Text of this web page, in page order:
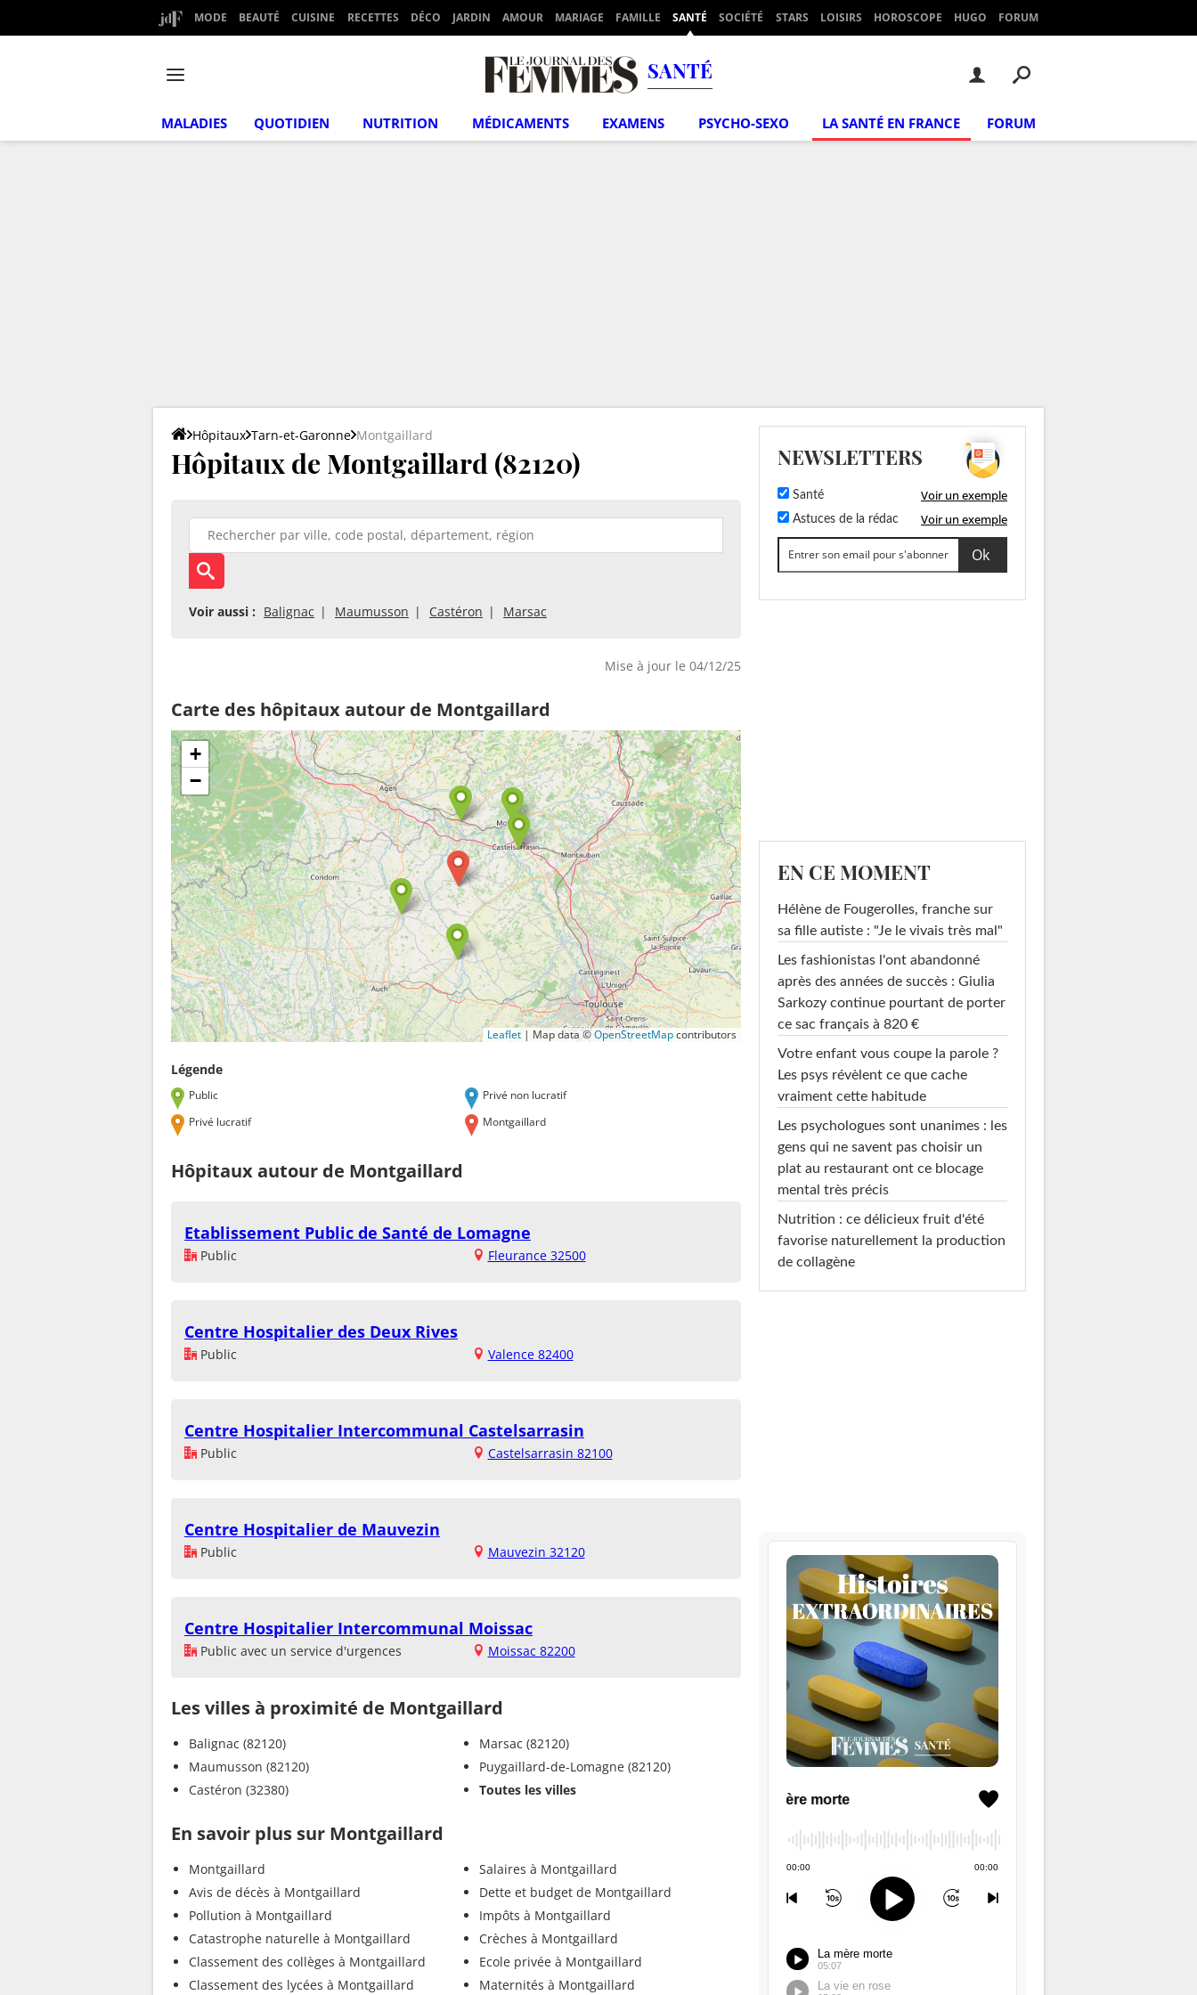
MODE BEAUTÉ CUISINE RECETTES DÉCO JARDIN AMOUR MARIAGE FAMILLE SANTÉ SOCIÉTÉ STARS LOISIRS HOROSCOPE HUGO FORUM
SANTÉ
MALADIES QUOTIDIEN NUTRITION MÉDICAMENTS EXAMENS PSYCHO-SEXO LA SANTÉ EN FRANCE FORUM
Hôpitaux Tarn-et-Garonne Montgaillard
Hôpitaux de Montgaillard (82120)
Voir aussi : Balignac Maumusson Castéron Marsac
Mise à jour le 04/12/25
Carte des hôpitaux autour de Montgaillard
+
−
Leaflet | Map data ©OpenStreetMapcontributors
Légende
Public
Privé non lucratif
Privé lucratif
Montgaillard
Hôpitaux autour de Montgaillard
Etablissement Public de Santé de Lomagne
Public Fleurance 32500
Centre Hospitalier des Deux Rives
Public Valence 82400
Centre Hospitalier Intercommunal Castelsarrasin
Public Castelsarrasin 82100
Centre Hospitalier de Mauvezin
Public Mauvezin 32120
Centre Hospitalier Intercommunal Moissac
Public avec un service d'urgences Moissac 82200
Les villes à proximité de Montgaillard
Balignac (82120)
Maumusson (82120)
Castéron (32380)
Marsac (82120)
Puygaillard-de-Lomagne (82120)
Toutes les villes
En savoir plus sur Montgaillard
Montgaillard
Avis de décès à Montgaillard
Pollution à Montgaillard
Catastrophe naturelle à Montgaillard
Classement des collèges à Montgaillard
Classement des lycées à Montgaillard
Salaires à Montgaillard
Dette et budget de Montgaillard
Impôts à Montgaillard
Crèches à Montgaillard
Ecole privée à Montgaillard
Maternités à Montgaillard
NEWSLETTERS
Santé Voir un exemple
Astuces de la rédac Voir un exemple
EN CE MOMENT
Hélène de Fougerolles, franche sur
sa fille autiste : "Je le vivais très mal"
Les fashionistas l'ont abandonné
après des années de succès : Giulia
Sarkozy continue pourtant de porter
ce sac français à 820 €
Votre enfant vous coupe la parole ?
Les psys révèlent ce que cache
vraiment cette habitude
Les psychologues sont unanimes : les
gens qui ne savent pas choisir un
plat au restaurant ont ce blocage
mental très précis
Nutrition : ce délicieux fruit d'été
favorise naturellement la production
de collagène